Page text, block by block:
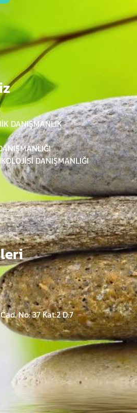
DANIŞMANLIK
DANIŞMANLIĞI
No: 37 Kat:2 D:7